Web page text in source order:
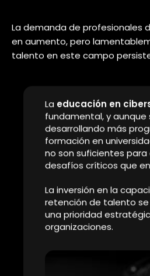
El enfoque de
aumento, lo que
acceso a la
controlará
minimizar el riesgo de
Esto garantiza la
operaciones críticas
ataques cibernéticos.